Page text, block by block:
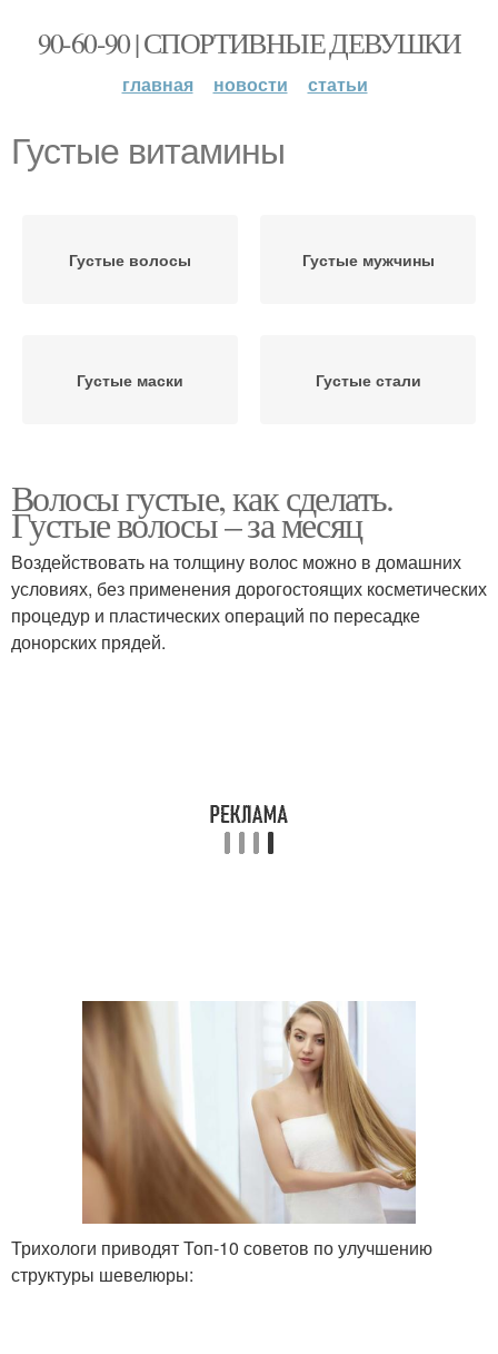
90-60-90 | СПОРТИВНЫЕ ДЕВУШКИ
главная новости статьи
Густые витамины
Густые волосы Густые мужчины
Густые маски Густые стали
Волосы густые, как сделать.
Густые волосы – за месяц
Воздействовать на толщину волос можно в домашних
условиях, без применения дорогостоящих косметических
процедур и пластических операций по пересадке
донорских прядей.
Трихологи приводят Топ-10 советов по улучшению
структуры шевелюры: